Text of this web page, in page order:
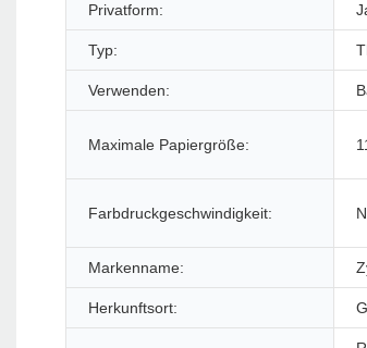
Privatform:
Typ:
Verwenden:
Maximale Papiergröße:
Farbdruckgeschwindigkeit:
Markenname:
Herkunftsort: